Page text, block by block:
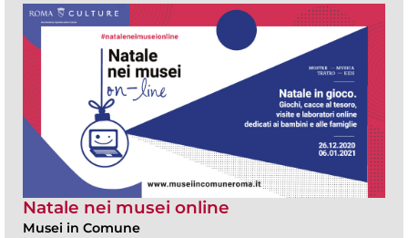
Natale nei musei online
Musei in Comune